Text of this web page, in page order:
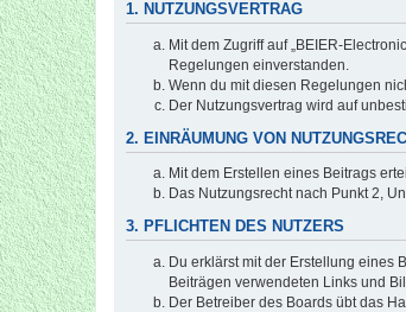
1. NUTZUNGSVERTRAG
Mit dem Zugriff auf „BEIER-
Regelungen einverstanden.
Wenn du mit diesen Regelungen
Der Nutzungsvertrag wird auf
2. EINRÄUMUNG VON
Mit dem Erstellen eines Beitrags
Das Nutzungsrecht nach Punkt 2,
3. PFLICHTEN DES NUTZERS
Du erklärst mit der Erstellung eines
Beiträgen verwendeten Links und
Der Betreiber des Boards übt das